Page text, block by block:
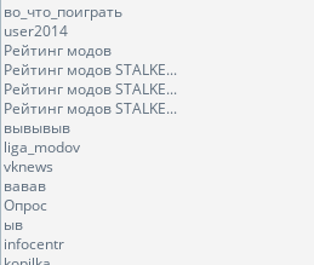
во_что_поиграть
user2014
Рейтинг модов
Рейтинг модов STALKE...
Рейтинг модов STALKE...
Рейтинг модов STALKE...
вывывыв
liga_modov
vknews
вавав
Опрос
ыв
infocentr